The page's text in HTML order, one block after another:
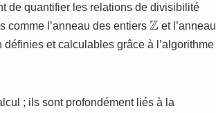
de quantifier les relations de divisibilité
comme l’anneau des entiers
Z
et l’anneau
et calculables grâce à l’algorithme
; ils sont profondément liés à la